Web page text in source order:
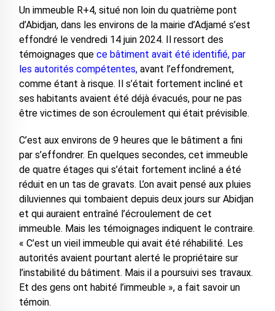
Un immeuble R+4, situé non loin du quatrième pont
d’Abidjan, dans les environs de la mairie d’Adjamé s’est
effondré le vendredi 14 juin 2024. Il ressort des
témoignages que ce bâtiment avait été identifié, par
les autorités compétentes,avant l’effondrement,
comme étant à risque. Il s’était fortement incliné et
ses habitants avaient été déjà évacués, pour ne pas
être victimes de son écroulement qui était prévisible.
C’est aux environs de 9 heures que le bâtiment a fini
par s’effondrer. En quelques secondes, cet immeuble
de quatre étages qui s’était fortement incliné a été
réduit en un tas de gravats. L’on avait pensé aux pluies
diluviennes qui tombaient depuis deux jours sur Abidjan
et qui auraient entraîné l’écroulement de cet
immeuble. Mais les témoignages indiquent le contraire.
« C’est un vieil immeuble qui avait été réhabilité. Les
autorités avaient pourtant alerté le propriétaire sur
l’instabilité du bâtiment. Mais il a poursuivi ses travaux.
Et des gens ont habité l’immeuble », a fait savoir un
témoin.